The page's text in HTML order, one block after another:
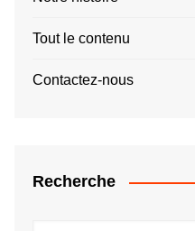
Tout le contenu
Contactez-nous
Recherche